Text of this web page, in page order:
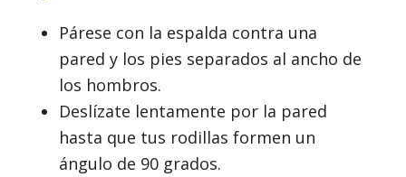
Párese con la espalda contra una
pared y los pies separados al ancho de
los hombros.
Deslízate lentamente por la pared
hasta que tus rodillas formen un
ángulo de 90 grados.